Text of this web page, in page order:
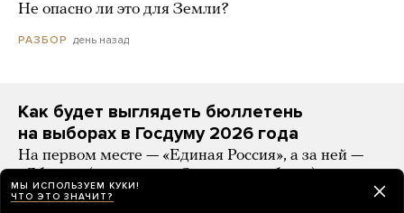
Не опасно ли это для Земли?
РАЗБОР день назад
Как будет выглядеть бюллетень
на выборах в Госдуму 2026 года
На первом месте — «Единая Россия», а за ней —
«Яблоко» (с лозунгом «За мир и свободу»)
НОВОСТИ день назад
МЫ ИСПОЛЬЗУЕМ КУКИ!
ЧТО ЭТО ЗНАЧИТ?